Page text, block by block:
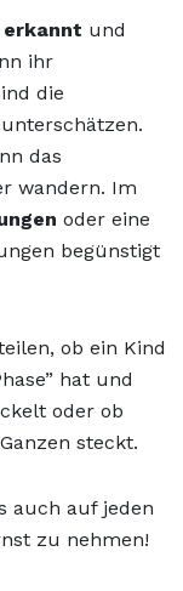
erkannt und
ihr
die
das
wandern. Im
oder eine
begünstigt
ob ein Kind
hat und
oder ob
steckt.
auch auf jeden
zu nehmen!